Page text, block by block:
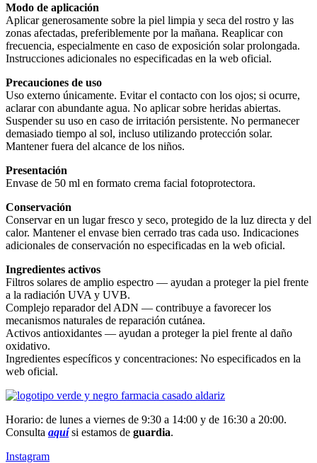
Modo de aplicación
Aplicar generosamente sobre la piel limpia y seca del rostro y las
zonas afectadas, preferiblemente por la mañana. Reaplicar con
frecuencia, especialmente en caso de exposición solar prolongada.
Instrucciones adicionales no especificadas en la web oficial.
Precauciones de uso
Uso externo únicamente. Evitar el contacto con los ojos; si ocurre,
aclarar con abundante agua. No aplicar sobre heridas abiertas.
Suspender su uso en caso de irritación persistente. No permanecer
demasiado tiempo al sol, incluso utilizando protección solar.
Mantener fuera del alcance de los niños.
Presentación
Envase de 50 ml en formato crema facial fotoprotectora.
Conservación
Conservar en un lugar fresco y seco, protegido de la luz directa y del
calor. Mantener el envase bien cerrado tras cada uso. Indicaciones
adicionales de conservación no especificadas en la web oficial.
Ingredientes activos
Filtros solares de amplio espectro — ayudan a proteger la piel frente
a la radiación UVA y UVB.
Complejo reparador del ADN — contribuye a favorecer los
mecanismos naturales de reparación cutánea.
Activos antioxidantes — ayudan a proteger la piel frente al daño
oxidativo.
Ingredientes específicos y concentraciones: No especificados en la
web oficial.
Horario: de lunes a viernes de 9:30 a 14:00 y de 16:30 a 20:00.
Consulta aquísi estamos de guardia.
Instagram